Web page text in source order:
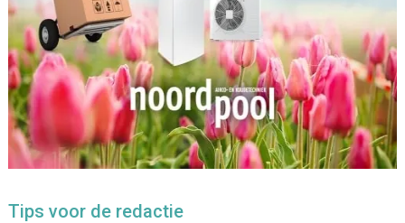
Tips voor de redactie